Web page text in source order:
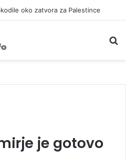
oko zatvora za Palestince
je gotovo